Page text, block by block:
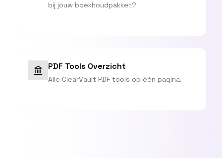
bij jouw boekhoudpakket?
PDF Tools Overzicht
Alle ClearVault PDF tools op één pagina.